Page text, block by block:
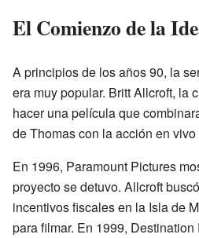
El Comienzo de la
A principios de los años 90, la
era muy popular. Britt Allcroft, la
hacer una película que
de Thomas con la acción en vivo
En 1996, Paramount Pictures
proyecto se detuvo. Allcroft
incentivos fiscales en la Isla de
para filmar. En 1999,